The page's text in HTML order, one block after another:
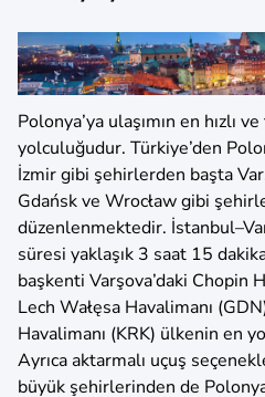
Polonya’ya ulaşımın en hızlı
yolculuğudur. Türkiye’den
İzmir gibi şehirlerden başta
Gdańsk ve Wrocław gibi
düzenlenmektedir.
süresi yaklaşık 3 saat 15
başkenti Varşova’daki Chopin
Lech Wałęsa Havalimanı
Havalimanı (KRK) ülkenin en
Ayrıca aktarmalı uçuş
büyük şehirlerinden de